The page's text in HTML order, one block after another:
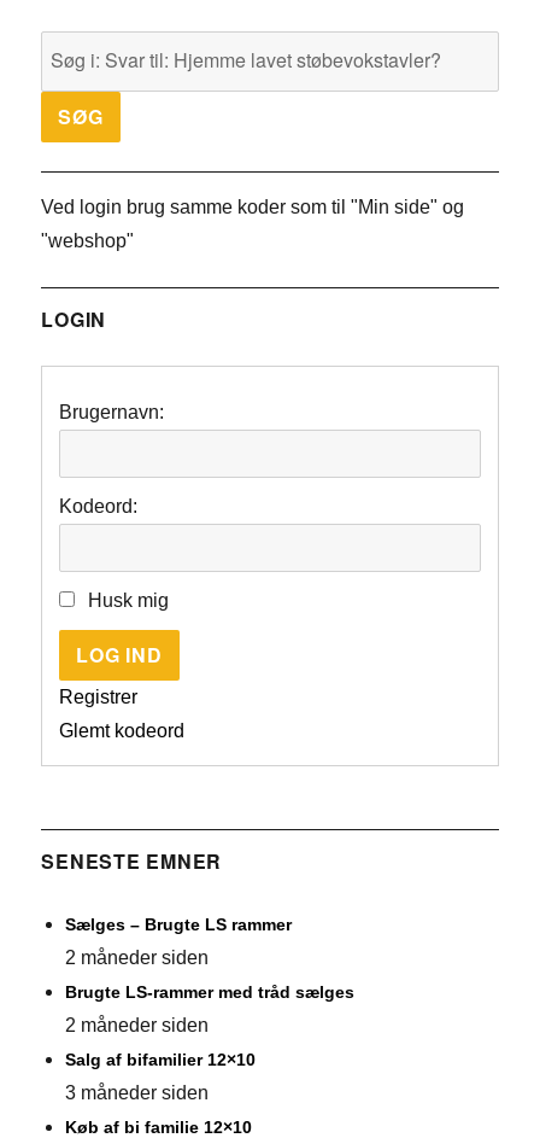
Ved login brug samme koder som til "Min side" og
"webshop"
LOGIN
Brugernavn:
Kodeord:
Husk mig
LOG IND
Registrer
Glemt kodeord
SENESTE EMNER
Sælges – Brugte LS rammer
2 måneder siden
Brugte LS-rammer med tråd sælges
2 måneder siden
Salg af bifamilier 12×10
3 måneder siden
Køb af bi familie 12×10